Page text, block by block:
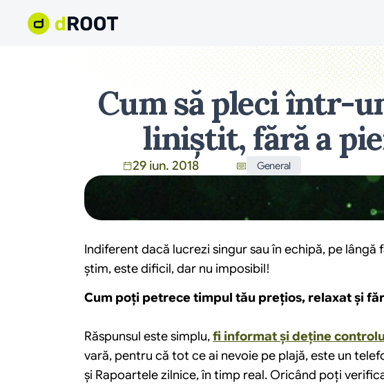
Cum să pleci într-
liniștit, fără a
29 iun. 2018 General
Indiferent dacă lucrezi singur sau în echipă, pe lângă
știm, este dificil, dar nu imposibil!
Cum poți petrece timpul tău prețios, relaxat și
Răspunsul este simplu, fi informat și deține
vară, pentru că tot ce ai nevoie pe plajă, este un
și Rapoartele zilnice, în timp real. Oricând poţi